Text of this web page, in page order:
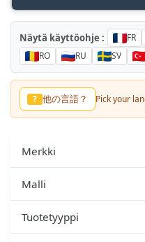
Näytä käyttöohje : FR
RO
RU SV
? 他の言語？ Pick your
Merkki
Malli
Tuotetyyppi